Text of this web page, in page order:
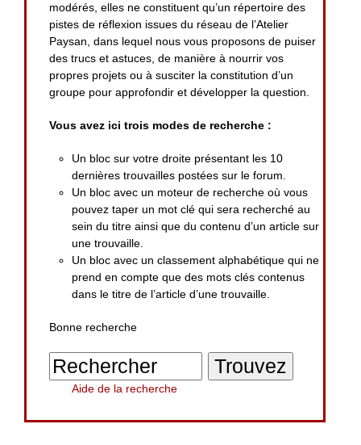
modérés, elles ne constituent qu’un répertoire des
pistes de réflexion issues du réseau de l’Atelier
Paysan, dans lequel nous vous proposons de puiser
des trucs et astuces, de manière à nourrir vos
propres projets ou à susciter la constitution d’un
groupe pour approfondir et développer la question.
Vous avez ici trois modes de recherche :
Un bloc sur votre droite présentant les 10
dernières trouvailles postées sur le forum.
Un bloc avec un moteur de recherche où vous
pouvez taper un mot clé qui sera recherché au
sein du titre ainsi que du contenu d’un article sur
une trouvaille.
Un bloc avec un classement alphabétique qui ne
prend en compte que des mots clés contenus
dans le titre de l’article d’une trouvaille.
Bonne recherche
Aide de la recherche